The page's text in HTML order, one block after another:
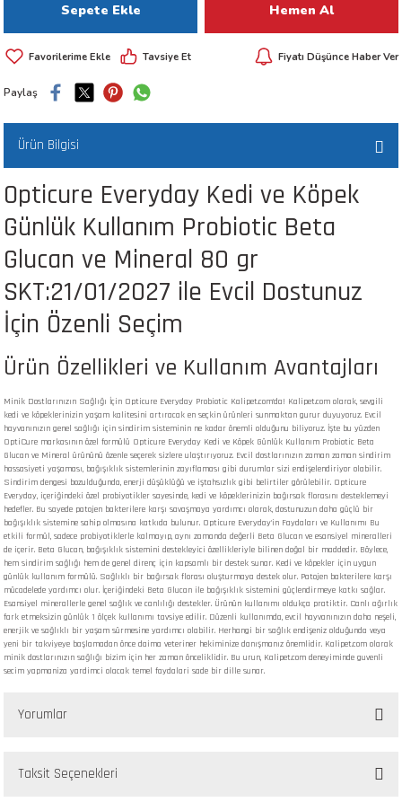
Sepete Ekle Hemen Al
Tavsiye Et Fiyatı Düşünce Haber Ver
Paylaş
Ürün Bilgisi
Opticure Everyday Kedi ve Köpek
Günlük Kullanım Probiotic Beta
Glucan ve Mineral 80 gr
SKT:21/01/2027 ile Evcil Dostunuz
İçin Özenli Seçim
Ürün Özellikleri ve Kullanım Avantajları
Minik Dostlarınızın Sağlığı İçin Opticure Everyday Probiotic Kalipet.com'da! Kalipet.com olarak, sevgili
kedi ve köpeklerinizin yaşam kalitesini artıracak en seçkin ürünleri sunmaktan gurur duyuyoruz. Evcil
hayvanınızın genel sağlığı için sindirim sisteminin ne kadar önemli olduğunu biliyoruz. İşte bu yüzden
OptiCure markasının özel formülü Opticure Everyday Kedi ve Köpek Günlük Kullanım Probiotic Beta
Glucan ve Mineral ürününü özenle seçerek sizlere ulaştırıyoruz. Evcil dostlarınızın zaman zaman sindirim
hassasiyeti yaşaması, bağışıklık sistemlerinin zayıflaması gibi durumlar sizi endişelendiriyor olabilir.
Sindirim dengesi bozulduğunda, enerji düşüklüğü ve iştahsızlık gibi belirtiler görülebilir. Opticure
Everyday, içeriğindeki özel probiyotikler sayesinde, kedi ve köpeklerinizin bağırsak florasını desteklemeyi
hedefler. Bu sayede patojen bakterilere karşı savaşmaya yardımcı olarak, dostunuzun daha güçlü bir
bağışıklık sistemine sahip olmasına katkıda bulunur. Opticure Everyday'in Faydaları ve Kullanımı Bu
etkili formül, sadece probiyotiklerle kalmayıp, aynı zamanda değerli Beta Glucan ve esansiyel mineralleri
de içerir. Beta Glucan, bağışıklık sistemini destekleyici özellikleriyle bilinen doğal bir maddedir. Böylece,
hem sindirim sağlığı hem de genel direnç için kapsamlı bir destek sunar. Kedi ve köpekler için uygun
günlük kullanım formülü. Sağlıklı bir bağırsak florası oluşturmaya destek olur. Patojen bakterilere karşı
mücadelede yardımcı olur. İçeriğindeki Beta Glucan ile bağışıklık sistemini güçlendirmeye katkı sağlar.
Esansiyel minerallerle genel sağlık ve canlılığı destekler. Ürünün kullanımı oldukça pratiktir. Canlı ağırlık
fark etmeksizin günlük 1 ölçek kullanımı tavsiye edilir. Düzenli kullanımda, evcil hayvanınızın daha neşeli,
enerjik ve sağlıklı bir yaşam sürmesine yardımcı olabilir. Herhangi bir sağlık endişeniz olduğunda veya
yeni bir takviyeye başlamadan önce daima veteriner hekiminize danışmanız önemlidir. Kalipet.com olarak
minik dostlarınızın sağlığı bizim için her zaman önceliklidir. Bu urun, Kalipet.com deneyiminde guvenli
secim yapmaniza yardimci olacak temel faydalari sade bir dille sunar.
Yorumlar
Taksit Seçenekleri